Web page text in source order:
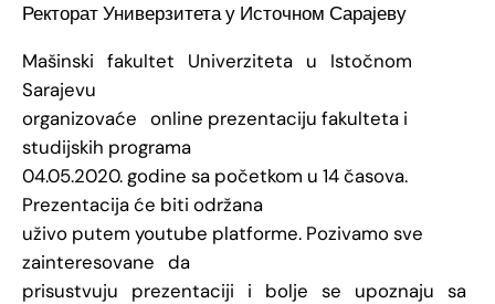
Ректорат Универзитета у Источном Сарајеву
Mašinski fakultet Univerziteta u Istočnom
Sarajevu
organizovaće online prezentaciju fakulteta i
studijskih programa
04.05.2020. godine sa početkom u 14 časova.
Prezentacija će biti održana
uživo putem youtube platforme. Pozivamo sve
zainteresovane da
prisustvuju prezentaciji i bolje se upoznaju sa